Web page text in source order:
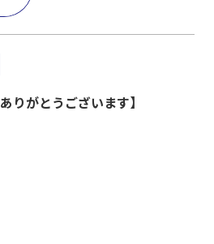
りがとうございます】